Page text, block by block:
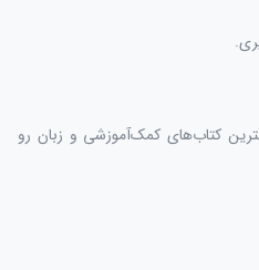
کتاب‌های کمک‌آموزشی و زبان رو